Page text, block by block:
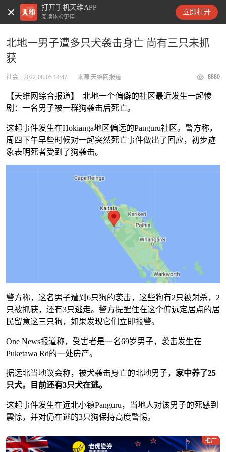
打开手机天维APP
阅读体验更佳
立即打开
天维新闻
北地一男子遭多只犬袭击身亡 尚有三只未抓
获
社会 2022-08-05 14:47 来源:天维网报道 8880
【天维网综合报道】 北地一个偏僻的社区最近发生一起惨
剧：一名男子被一群狗袭击后死亡。
这起事件发生在Hokianga地区偏远的Panguru社区。警方称，
周四下午早些时候对一起突然死亡事件做出了回应，初步迹
象表明死者受到了狗袭击。
警方称，这名男子遭到6只狗的袭击，这些狗有2只被射杀，2
只被抓获，还有3只逃走。警方提醒住在这个偏远定居点的居
民留意这三只狗，如果发现它们立即报警。
One News报道称，受害者是一名69岁男子，袭击发生在
Puketawa Rd的一处房产。
据远北当地议会称，被犬袭击身亡的北地男子， 家中养了25
只犬。目前还有3只犬在逃。
这起事件发生在远北小镇Panguru，当地人对该男子的死感到
震惊，并对仍在逃的3只狗保持高度警惕。
推广